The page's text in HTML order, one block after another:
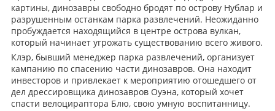
картины, динозавры свободно бродят по острову Нублар и
разрушенным останкам парка развлечений. Неожиданно
пробуждается находящийся в центре острова вулкан,
который начинает угрожать существованию всего живого.
Клэр, бывший менеджер парка развлечений, организует
кампанию по спасению части динозавров. Она находит
инвесторов и привлекает к мероприятию отошедшего от
дел дрессировщика динозавров Оуэна, который хочет
спасти велоцираптора Блю, свою умную воспитанницу.